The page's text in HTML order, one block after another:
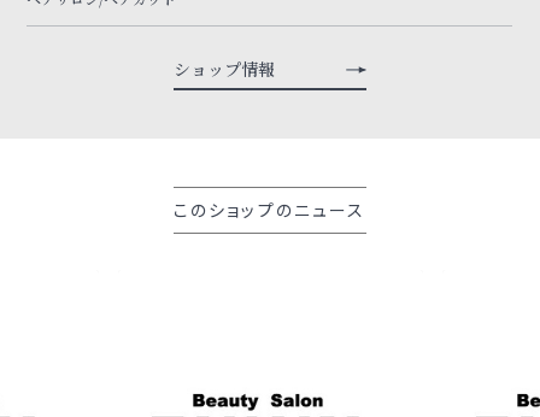
ショップ情報
このショップのニュース